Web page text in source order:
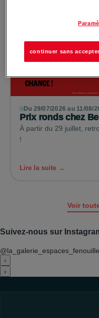
Du 29/07/2026 au 11/08/
Prix ronds chez
À partir du 29 juillet,
!
Lire la suite →
Voir
Suivez-nous sur
‹
›
continuer sans